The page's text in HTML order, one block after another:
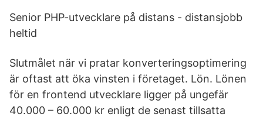
Senior PHP-utvecklare på distans - distansjobb
heltid
Slutmålet när vi pratar konverteringsoptimering
är oftast att öka vinsten i företaget. Lön. Lönen
för en frontend utvecklare ligger på ungefär
40.000 – 60.000 kr enligt de senast tillsatta